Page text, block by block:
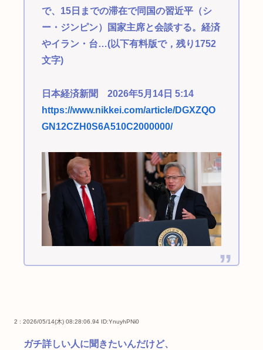
で、15日までの滞在で同国の習近平（シ
ー・ジンピン）国家主席と会談する。経済
やイラン・台…(以下有料版で，残り1752
文字)
日本経済新聞 2026年5月14日 5:14
https://www.nikkei.com/article/DGXZQO
GN12CZH0S6A510C2000000/
2 : 2026/05/14(木) 08:28:06.94 ID:YnuyhPNi0
ガチ詳しい人に聞きたいんだけど、